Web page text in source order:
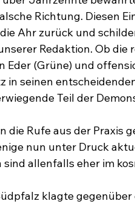
Richtung. Diesen
Ahr zurück und
Redaktion. Ob die
Eder (Grüne) und
in seinen
Teil der
die Rufe aus der Praxis
nun unter Druck
allenfalls eher im
klagte